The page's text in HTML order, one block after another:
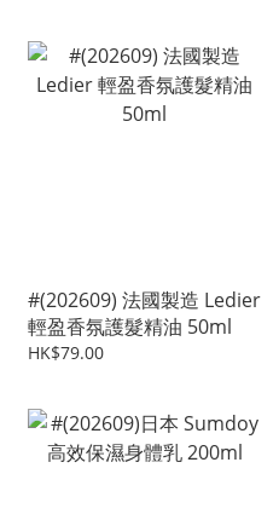
#(202609) 法國製造 Ledier
輕盈香氛護髮精油 50ml
HK$79.00